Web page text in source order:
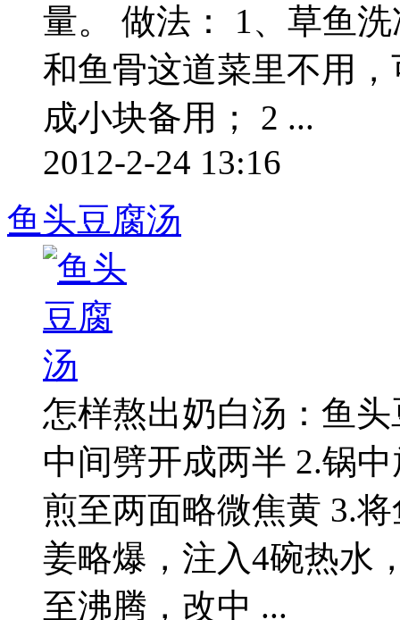
量。 做法： 1、草鱼
和鱼骨这道菜里不用
成小块备用； 2 ...
2012-2-24 13:16
鱼头豆腐汤
怎样熬出奶白汤：鱼
中间劈开成两半 2.锅
煎至两面略微焦黄 3.
姜略爆，注入4碗热水
至沸腾，改中 ...